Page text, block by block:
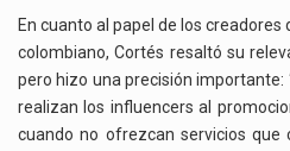
En cuanto al papel de los
colombiano, Cortés resaltó su
pero hizo una precisión importante:
realizan los influencers al
cuando no ofrezcan servicios que